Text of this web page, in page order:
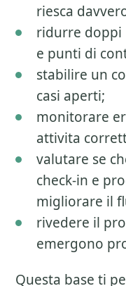
riesca
ridurre doppi
e punti di
stabilire un
casi aperti;
monitorare
attivita
valutare se
check-in e
migliorare il
rivedere il
emergono
Questa base ti